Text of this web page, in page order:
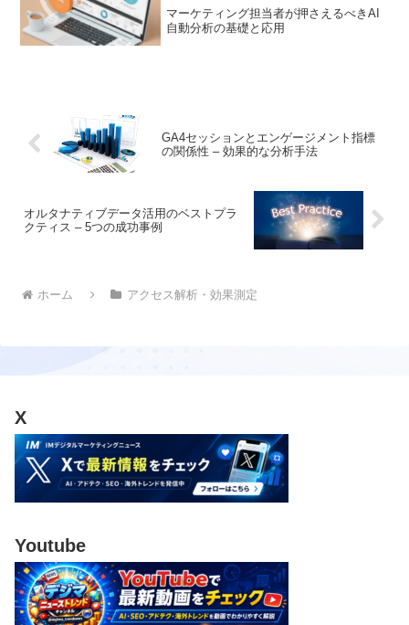
マーケティング担当者が押さえるべきAI
自動分析の基礎と応用
GA4セッションとエンゲージメント指標
の関係性 – 効果的な分析手法
オルタナティブデータ活用のベストプラ
クティス – 5つの成功事例
ホーム アクセス解析・効果測定
X
Youtube